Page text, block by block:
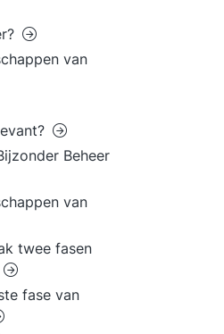
van
Beheer
van
twee fasen
fase van